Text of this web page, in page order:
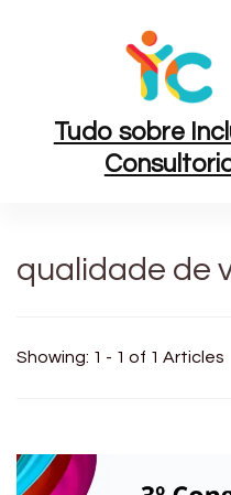
Tudo sobre
qualidade de
Showing: 1 - 1 of 1 Articles